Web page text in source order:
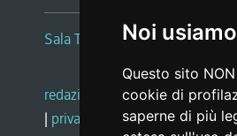
Noi
Questo sito
cookie di
saperne di più
Sala Tiziano Tessitori
redazione web |note legali |
| privacy
social media policy